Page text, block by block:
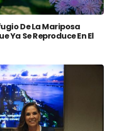
De La Mariposa
Ya Se Reproduce En El